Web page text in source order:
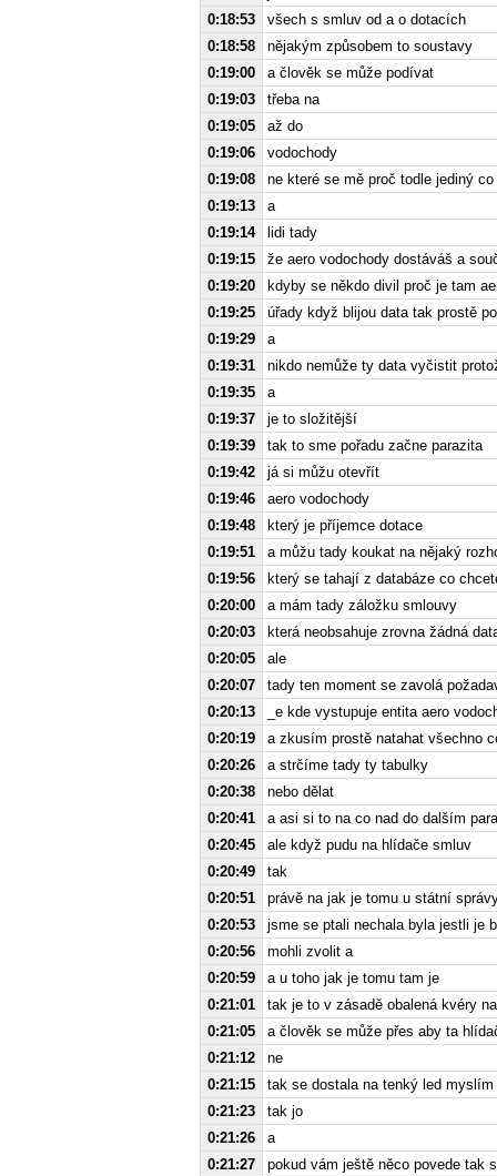
0:18:53
všech s smluv od a o dotacích
0:18:58
nějakým způsobem to soustavy
0:19:00
a člověk se může podívat
0:19:03
třeba na
0:19:05
až do
0:19:06
vodochody
0:19:08
ne které se mě proč todle jediný
0:19:13
a
0:19:14
lidi tady
0:19:15
že aero vodochody dostáváš a
0:19:20
kdyby se někdo divil proč je tam
0:19:25
úřady když blijou data tak prostě
0:19:29
a
0:19:31
nikdo nemůže ty data vyčistit
0:19:35
a
0:19:37
je to složitější
0:19:39
tak to sme pořadu začne parazita
0:19:42
já si můžu otevřít
0:19:46
aero vodochody
0:19:48
který je příjemce dotace
0:19:51
a můžu tady koukat na nějaký
0:19:56
který se tahají z databáze co
0:20:00
a mám tady záložku smlouvy
0:20:03
která neobsahuje zrovna žádná
0:20:05
ale
0:20:07
tady ten moment se zavolá
0:20:13
_e kde vystupuje entita aero
0:20:19
a zkusím prostě natahat všechno
0:20:26
a strčíme tady ty tabulky
0:20:38
nebo dělat
0:20:41
a asi si to na co nad do dalším
0:20:45
ale když pudu na hlídače smluv
0:20:49
tak
0:20:51
právě na jak je tomu u státní
0:20:53
jsme se ptali nechala byla jestli je
0:20:56
mohli zvolit a
0:20:59
a u toho jak je tomu tam je
0:21:01
tak je to v zásadě obalená kvéry
0:21:05
a člověk se může přes aby ta
0:21:12
ne
0:21:15
tak se dostala na tenký led myslím
0:21:23
tak jo
0:21:26
a
0:21:27
pokud vám ještě něco povede tak